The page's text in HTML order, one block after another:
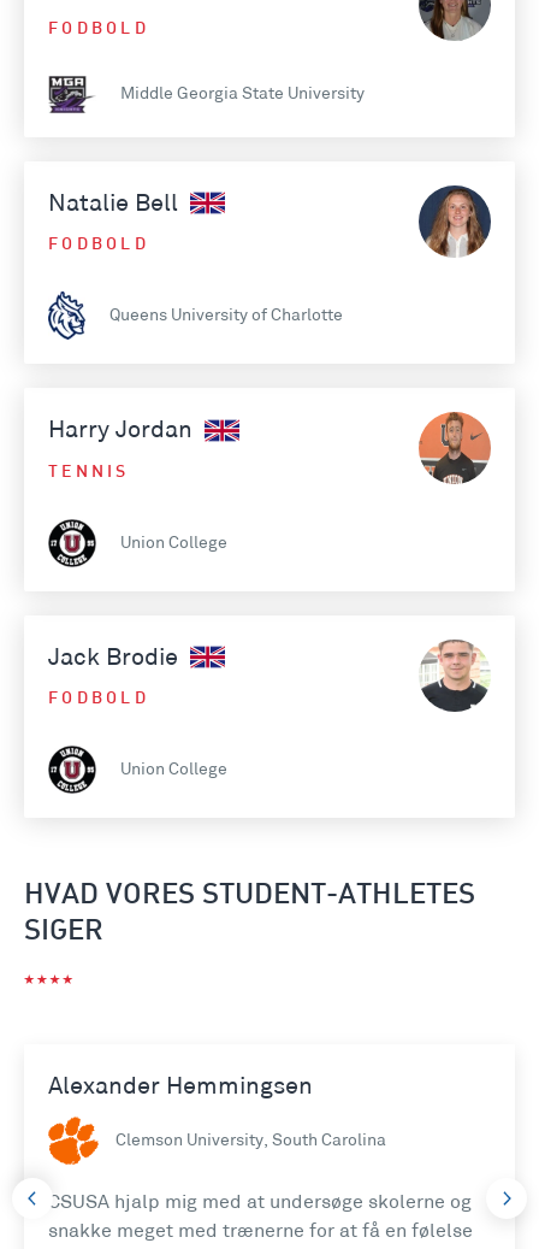
FODBOLD
Middle Georgia State University
Natalie Bell
FODBOLD
Queens University of Charlotte
Harry Jordan
TENNIS
Union College
Jack Brodie
FODBOLD
Union College
HVAD VORES STUDENT-ATHLETES
SIGER
Alexander Hemmingsen
Clemson University, South Carolina
CSUSA hjalp mig med at undersøge skolerne og
snakke meget med trænerne for at få en følelse